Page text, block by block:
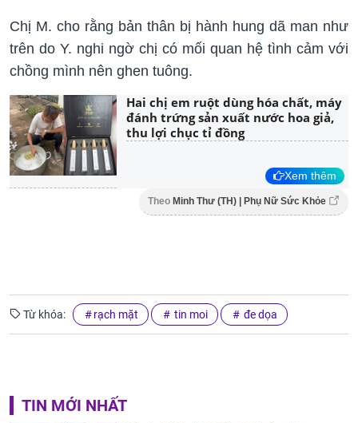
Chị M. cho rằng bản thân bị hành hung dã man như
trên do Y. nghi ngờ chị có mối quan hệ tình cảm với
chồng mình nên ghen tuông.
Hai chị em ruột dùng hóa chất, máy
đánh trứng sản xuất nước hoa giả,
thu lợi chục tỉ đồng
Xem thêm
Theo Minh Thư (TH) | Phụ Nữ Sức Khỏe
Từ khóa: rạch mặt tin moi đe dọa
TIN MỚI NHẤT